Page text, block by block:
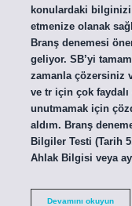
konulardaki bilginizi
etmenize olanak
Branş denemesi
geliyor. SB’yi
zamanla çözersiniz
ve tr için çok
unutmamak için
aldım. Branş
Bilgiler Testi (Tarih
Ahlak Bilgisi veya
Devamını okuyunBranş